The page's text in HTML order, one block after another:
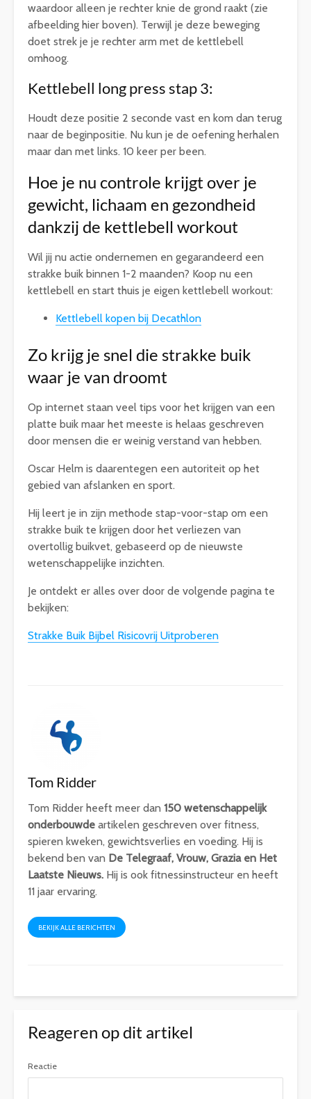
waardoor alleen je rechter knie de grond raakt (zie
afbeelding hier boven). Terwijl je deze beweging
doet strek je je rechter arm met de kettlebell
omhoog.
Kettlebell long press stap 3:
Houdt deze positie 2 seconde vast en kom dan terug
naar de beginpositie. Nu kun je de oefening herhalen
maar dan met links. 10 keer per been.
Hoe je nu controle krijgt over je
gewicht, lichaam en gezondheid
dankzij de kettlebell workout
Wil jij nu actie ondernemen en gegarandeerd een
strakke buik binnen 1-2 maanden? Koop nu een
kettlebell en start thuis je eigen kettlebell workout:
Kettlebell kopen bij Decathlon
Zo krijg je snel die strakke buik
waar je van droomt
Op internet staan veel tips voor het krijgen van een
platte buik maar het meeste is helaas geschreven
door mensen die er weinig verstand van hebben.
Oscar Helm is daarentegen een autoriteit op het
gebied van afslanken en sport.
Hij leert je in zijn methode stap-voor-stap om een
strakke buik te krijgen door het verliezen van
overtollig buikvet, gebaseerd op de nieuwste
wetenschappelijke inzichten.
Je ontdekt er alles over door de volgende pagina te
bekijken:
Strakke Buik Bijbel Risicovrij Uitproberen
Tom Ridder
Tom Ridder heeft meer dan 150 wetenschappelijk
onderbouwde artikelen geschreven over fitness,
spieren kweken, gewichtsverlies en voeding. Hij is
bekend ben van De Telegraaf, Vrouw, Grazia en Het
Laatste Nieuws. Hij is ook fitnessinstructeur en heeft
11 jaar ervaring.
BEKIJK ALLE BERICHTEN
Reageren op dit artikel
Reactie